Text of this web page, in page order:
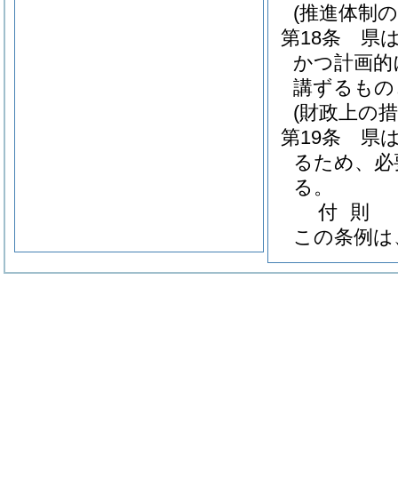
(推進体制
第18条
県
かつ計画
講ずるも
(財政上の
第19条
県
るため、
る。
付 則
この条例